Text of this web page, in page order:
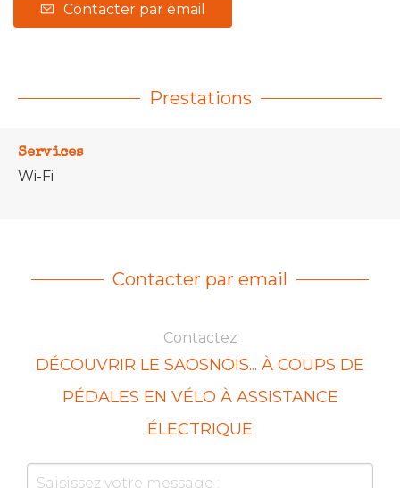
Contacter par email
Prestations
Services
Wi-Fi
Contacter par email
Contactez
DÉCOUVRIR LE SAOSNOIS... À COUPS DE
PÉDALES EN VÉLO À ASSISTANCE
ÉLECTRIQUE